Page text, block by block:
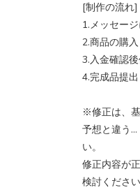
[制作の流れ]
1.メッセー
2.商品の購入
3.入金確認
4.完成品提出
※修正は、
予想と違う…
い。
修正内容が
検討ください